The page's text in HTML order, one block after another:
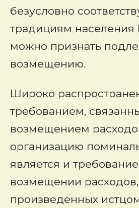
безусловно
традициям населения
можно признать
возмещению.
Широко
требованием,
возмещением
организацию
является и
возмещении расходов,
произведенных